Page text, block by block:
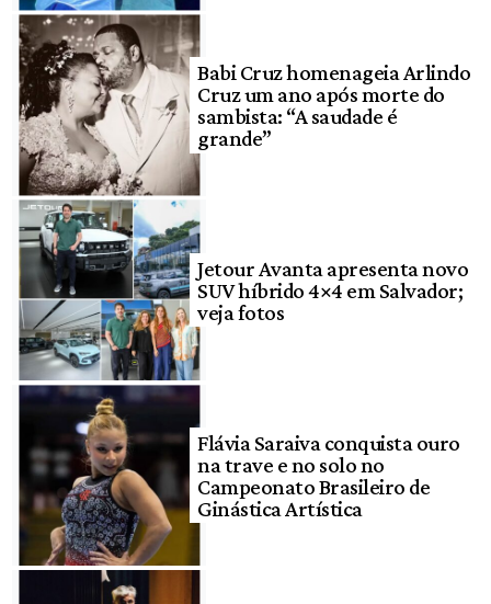
Babi Cruz homenageia Arlindo
Cruz um ano após morte do
sambista: “A saudade é
grande”
Jetour Avanta apresenta novo
SUV híbrido 4×4 em Salvador;
veja fotos
Flávia Saraiva conquista ouro
na trave e no solo no
Campeonato Brasileiro de
Ginástica Artística